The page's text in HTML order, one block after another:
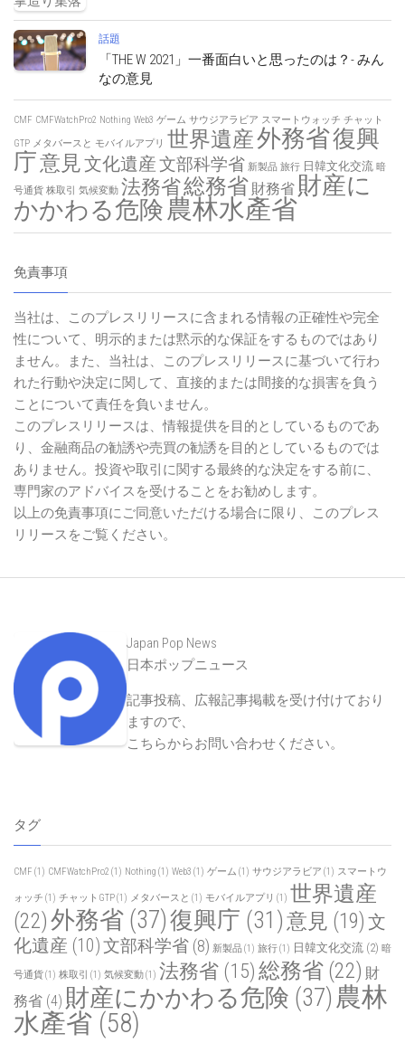
話題
「THE W 2021」一番面白いと思ったのは？- みん
なの意見
CMF CMFWatchPro2 Nothing Web3 ゲーム サウジアラビア スマートウォッチ チャット
GTP メタバースと モバイルアプリ 世界遺産外務省復興
庁意見文化遺産文部科学省 新製品 旅行 日韓文化交流 暗
号通貨 株取引 気候変動 法務省総務省 財務省 財産に
かかわる危険農林水產省
免責事項
当社は、このプレスリリースに含まれる情報の正確性や完全
性について、明示的または黙示的な保証をするものではあり
ません。また、当社は、このプレスリリースに基づいて行わ
れた行動や決定に関して、直接的または間接的な損害を負う
ことについて責任を負いません。
このプレスリリースは、情報提供を目的としているものであ
り、金融商品の勧誘や売買の勧誘を目的としているものでは
ありません。投資や取引に関する最終的な決定をする前に、
専門家のアドバイスを受けることをお勧めします。
以上の免責事項にご同意いただける場合に限り、このプレス
リリースをご覧ください。
Japan Pop News
日本ポップニュース
記事投稿、広報記事掲載を受け付けており
ますので、
こちらからお問い合わせください。
タグ
CMF (1) CMFWatchPro2 (1) Nothing (1) Web3 (1) ゲーム (1) サウジアラビア (1) スマートウ
ォッチ (1) チャットGTP(1) メタバースと (1) モバイルアプリ (1) 世界遺産
(22)外務省 (37)復興庁 (31)意見 (19) 文
化遺産 (10)文部科学省 (8) 新製品(1) 旅行(1) 日韓文化交流 (2) 暗
号通貨(1) 株取引 (1) 気候変動(1) 法務省 (15) 総務省 (22) 財
務省 (4) 財産にかかわる危険 (37) 農林
水產省 (58)